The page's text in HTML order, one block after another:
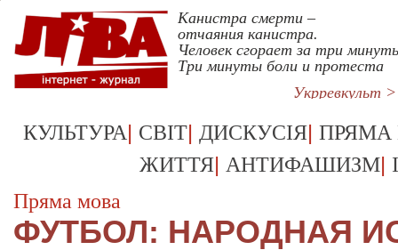
Канистра смерти –
отчаяния канистра.
Человек сгорает за три
Три минуты боли и протеста
Укрревкульт
КУЛЬТУРА| СВІТ| ДИСКУСІЯ| ПРЯМА
ЖИТТЯ| АНТИФАШИЗМ|
Пряма мова
ФУТБОЛ: НАРОДНАЯ